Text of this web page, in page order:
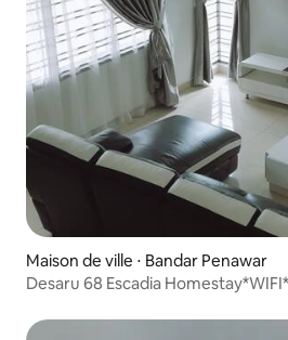
Maison de ville ⋅ Bandar Penawar
Desaru 68 Escadia